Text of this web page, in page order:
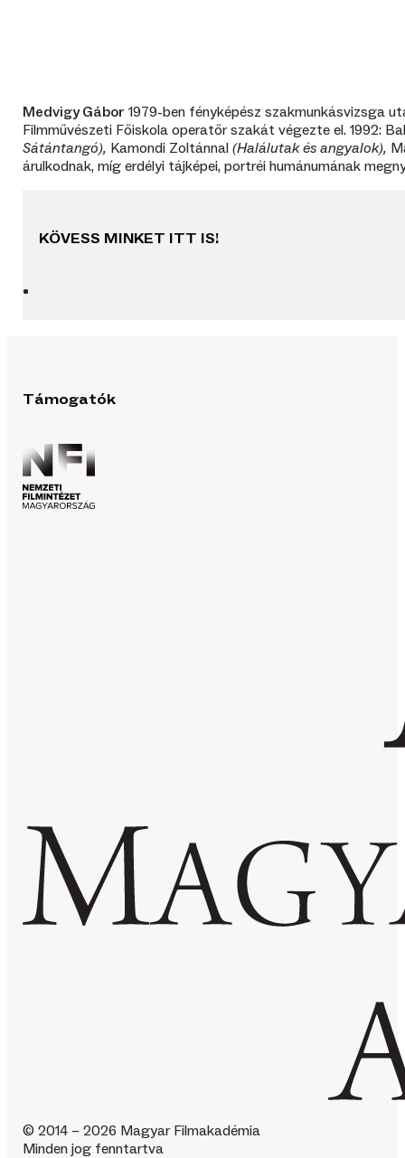
Medvigy Gábor 1979-ben fényképész szakmunkásvizsga
Filmművészeti Főiskola operatőr szakát végezte el. 1992:
Sátántangó), Kamondi Zoltánnal(Halálutak és angyalok),
árulkodnak, míg erdélyi tájképei, portréi humánumának
KÖVESS MINKET ITT IS!
Támogatók
© 2014 – 2026 Magyar Filmakadémia
Minden jog fenntartva